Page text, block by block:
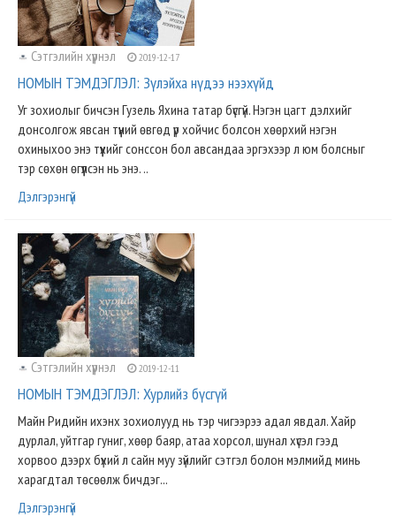
Сэтгэлийн хүүрнэл 2019-12-17
НОМЫН ТЭМДЭГЛЭЛ: Зүлэйха нүдээ нээхүйд
Уг зохиолыг бичсэн Гузель Яхина татар бүсгүй. Нэгэн цагт дэлхийг
донсолгож явсан түүний өвгөд үр хойчис болсон хөөрхий нэгэн
охиныхоо энэ түүхийг сонссон бол авсандаа эргэхээр л юм болсныг
тэр сөхөн өгүүлсэн нь энэ. ..
Дэлгэрэнгүй
Сэтгэлийн хүүрнэл 2019-12-11
НОМЫН ТЭМДЭГЛЭЛ: Хурлийз бүсгүй
Майн Ридийн ихэнх зохиолууд нь тэр чигээрээ адал явдал. Хайр
дурлал, уйтгар гуниг, хөөр баяр, атаа хорсол, шунал хүсэл гээд
хорвоо дээрх бүхий л сайн муу зүйлийг сэтгэл болон мэлмийд минь
харагдтал төсөөлж бичдэг...
Дэлгэрэнгүй